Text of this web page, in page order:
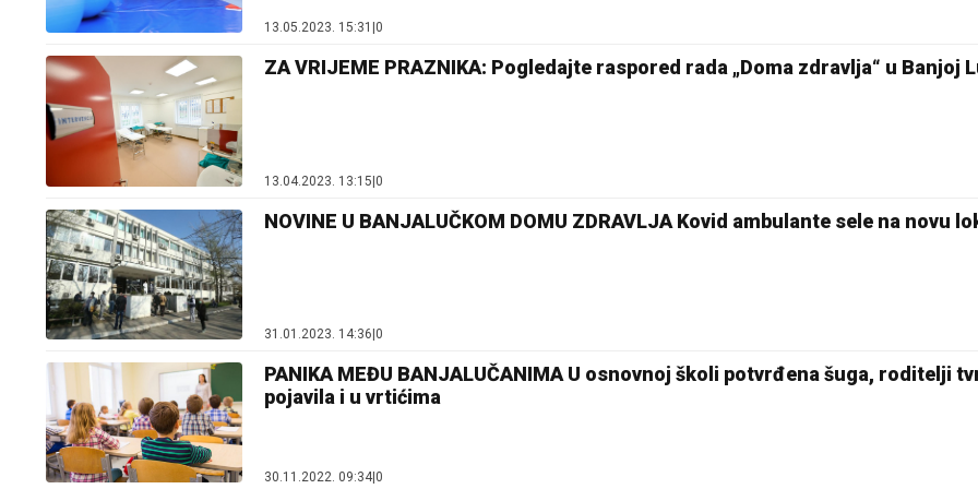
13.05.2023. 15:31 |0
ZA VRIJEME PRAZNIKA: Pogledajte raspored rada „Doma zdravlja“ u Banjoj
13.04.2023. 13:15|0
NOVINE U BANJALUČKOM DOMU ZDRAVLJA Kovid ambulante sele na novu
31.01.2023. 14:36|0
PANIKA MEĐU BANJALUČANIMA U osnovnoj školi potvrđena šuga, roditelji
pojavila i u vrtićima
30.11.2022. 09:34 0